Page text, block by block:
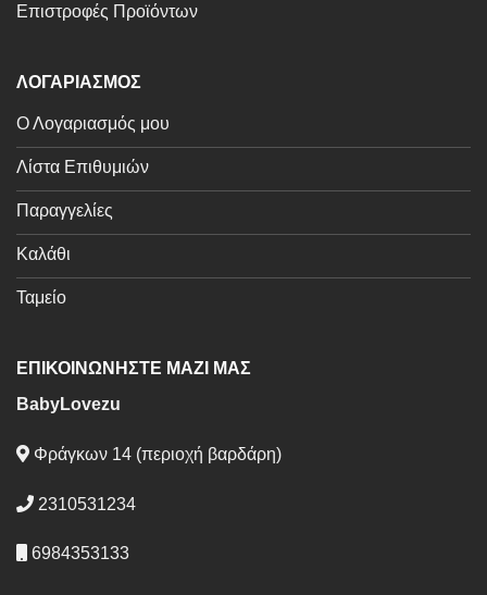
Επιστροφές Προϊόντων
ΛΟΓΑΡΙΑΣΜΟΣ
Ο Λογαριασμός μου
Λίστα Επιθυμιών
Παραγγελίες
Καλάθι
Ταμείο
ΕΠΙΚΟΙΝΩΝΗΣΤΕ ΜΑΖΙ ΜΑΣ
BabyLovezu
Φράγκων 14 (περιοχή βαρδάρη)
2310531234
6984353133